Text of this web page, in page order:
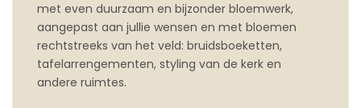
met even duurzaam en bijzonder bloemwerk,
aangepast aan jullie wensen en met bloemen
rechtstreeks van het veld: bruidsboeketten,
tafelarrengementen, styling van de kerk en
andere ruimtes.